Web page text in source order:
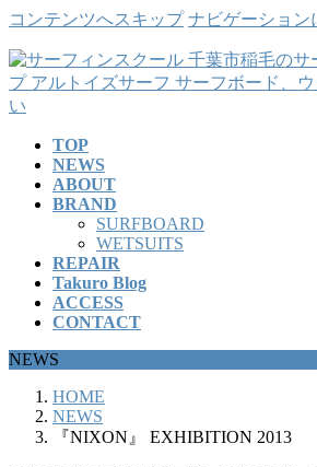
コンテンツへスキップ ナビゲーション
TOP
NEWS
ABOUT
BRAND
SURFBOARD
WETSUITS
REPAIR
Takuro Blog
ACCESS
CONTACT
NEWS
HOME
NEWS
『NIXON』 EXHIBITION 2013